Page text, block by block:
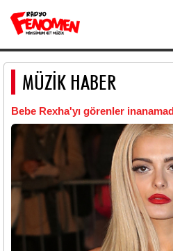
MÜZİK HABER
Bebe Rexha'yı görenler